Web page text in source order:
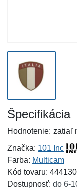
Špecifikácia
Hodnotenie: zatiaľ
Značka: 101 Inc
Farba: Multicam
Kód tovaru:
Dostupnosť: do 6-